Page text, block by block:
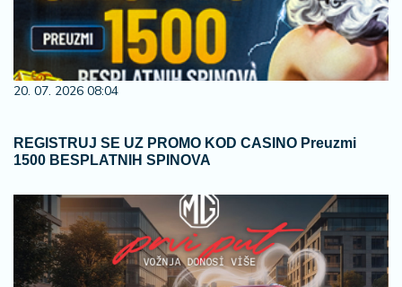
20. 07. 2026 08:04
REGISTRUJ SE UZ PROMO KOD CASINO Preuzmi
1500 BESPLATNIH SPINOVA